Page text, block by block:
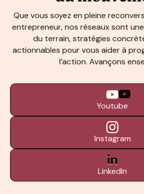
Que vous soyez en pleine
entrepreneur, nos réseaux sont une
du terrain, stratégies
actionnables pour vous aider à
l’action. Avançons
Youtube
Instagram
LinkedIn